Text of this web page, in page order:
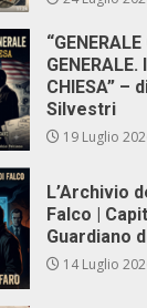
CHIESA” –
Silvestri
19 Luglio
L’Archivio
Falco |
Guardiano
14 Luglio